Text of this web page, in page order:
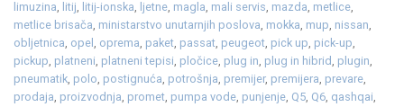
limuzina, litij, litij-ionska, ljetne, magla, mali servis, mazda, metlice,
metlice brisača, ministarstvo unutarnjih poslova, mokka, mup, nissan,
obljetnica, opel , oprema, paket, passat, peugeot, pick up, pick-up,
pickup, platneni, platneni tepisi, pločice, plug in, plug in hibrid, plugin,
pneumatik, polo, postignuća, potrošnja, premijer, premijera, prevare,
prodaja, proizvodnja, promet, pumpa vode, punjenje, Q5, Q6, qashqai,